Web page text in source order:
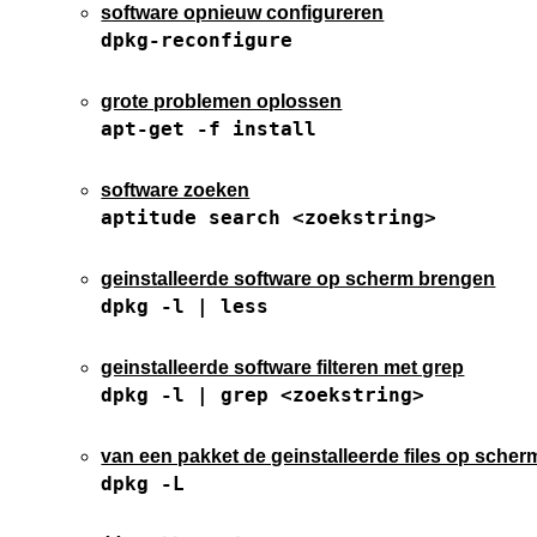
software opnieuw configureren
dpkg-reconfigure
grote problemen oplossen
apt-get -f install
software zoeken
aptitude search <zoekstring>
geinstalleerde software op scherm brengen
dpkg -l | less
geinstalleerde software filteren met grep
dpkg -l | grep <zoekstring>
van een pakket de geinstalleerde files op
dpkg -L